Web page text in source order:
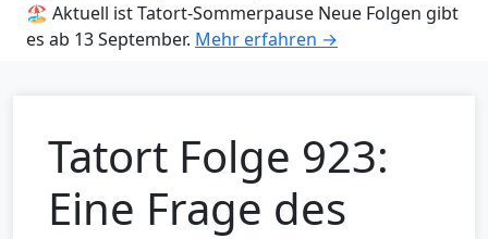
🏖️ Aktuell ist Tatort-Sommerpause Neue Folgen gibt
es ab 13 September. Mehr erfahren →
Tatort Folge 923:
Eine Frage des